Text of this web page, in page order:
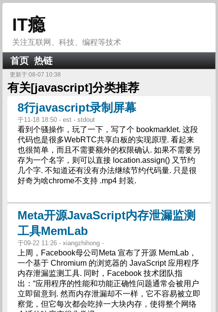
IT瘾
关注互联网、科技、编程等技术
首页 热链
更新于:08-07 10:38
有关[javascript]分类推荐
8行javascript录制屏幕
于11-18 18:50 - est - stdout
看到个骚操作，玩了一下，写了个 bookmarklet. 这段
代码也是很多WebRTC共享白板的实现原理. 看起来
也很简单，而且不需要额外的权限确认. 如果不需要另
存为一个名字，则可以直接 location.assign() 又节约
几个字. 不知道还有没有办法继续节约代码量. 只是很
好奇为啥chrome不支持 .mp4 封装.
Meta开源JavaScript内存泄漏监测
工具MemLab
于09-22 11:26 - xiangzhihong -
上周，Facebook母公司Meta 宣布了开源 MemLab，
一个基于 Chromium 的浏览器的 JavaScript 应用程序
内存泄漏监测工具. 同时，Facebook 技术团队指
出：“应用程序的性能和功能正确性问题通常会被用户
立即留意到. 然而内存泄漏却不一样，它不容易被立即
察觉，但它每次都会吃掉一大块内存，使得整个网络